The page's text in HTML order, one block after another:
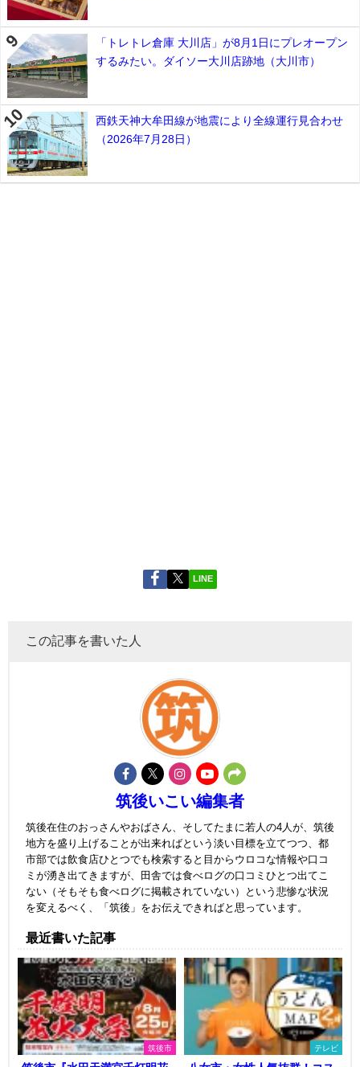
「トレトレ倉庫 大川店」が8月1日にプレオープン
するみたい。ダイソー大川店跡地（大川市）
西鉄天神大牟田線が地震により全線運行見合わせ
（2026年7月28日）
LINE
この記事を書いた人
筑後いこい編集者
筑後在住のおっさんやおばさん、そしてたまに若人の4人が、筑後
地方を盛り上げることが出来ればという淡い目標を立てつつ、都
市部では飲食店ひとつでも検索すると目からウロコな情報や口コ
ミが湧き出てきますが、田舎では食べログの口コミひとつ出てこ
ない（そもそも食べログに掲載されていない）という悲惨な状況
を変えるべく、「筑後」をお伝えできればと思っています。
最近書いた記事
筑後市 テレビ